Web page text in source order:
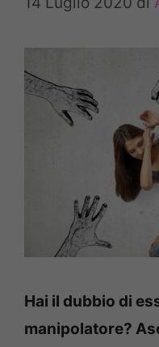
Hai il dubbio di
manipolatore?